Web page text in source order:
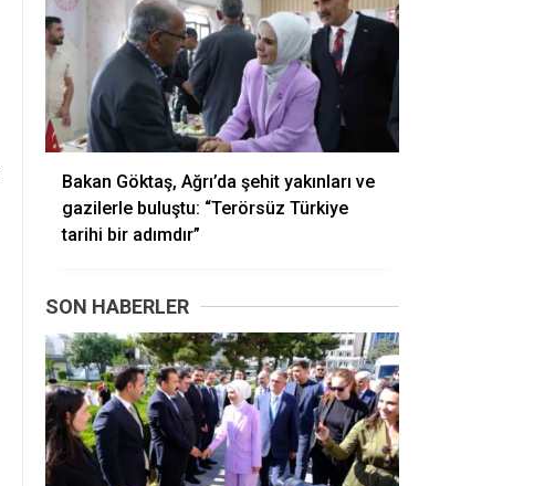
Bakan Göktaş, Ağrı’da şehit yakınları ve
gazilerle buluştu: “Terörsüz Türkiye
tarihi bir adımdır”
SON HABERLER